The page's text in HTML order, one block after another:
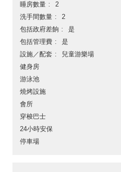
睡房數量
2
洗手間數量
2
包括政府差餉
是
包括管理費
是
設施／配套
兒童游樂場
健身房
游泳池
燒烤設施
會所
穿梭巴士
24小時安保
停車場